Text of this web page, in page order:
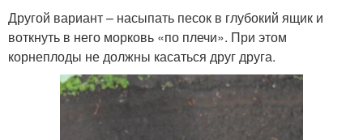
Другой вариант – насыпать песок в глубокий ящик и
воткнуть в него морковь «по плечи». При этом
корнеплоды не должны касаться друг друга.